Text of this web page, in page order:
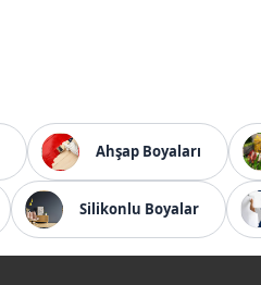
Ahşap Boyaları
Silikonlu Boyalar